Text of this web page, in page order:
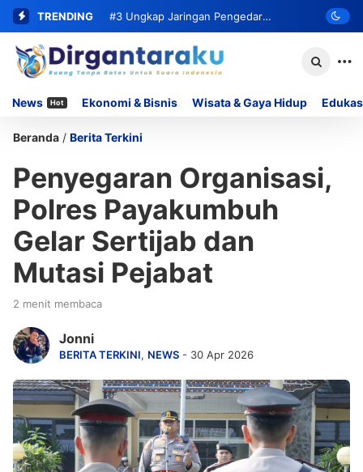
TRENDING #3 Ungkap Jaringan Pengedar
Narkoba, Satresnarkoba Polresta
News Hot Ekonomi & Bisnis Wisata & Gaya Hidup
Beranda / Berita Terkini
Penyegaran Organisasi,
Polres Payakumbuh
Gelar Sertijab dan
Mutasi Pejabat
2 menit membaca
Jonni
BERITA TERKINI, NEWS - 30 Apr 2026